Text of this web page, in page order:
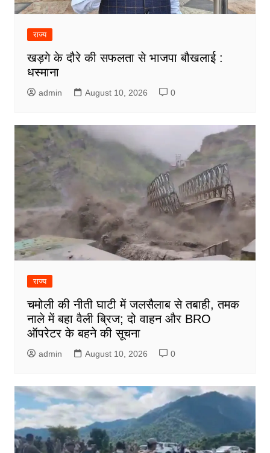
राज्य
खड़गे के दौरे की सफलता से भाजपा बौखलाई :
धस्माना
admin August 10, 2026 0
राज्य
चमोली की नीती घाटी में जलसैलाब से तबाही, तमक
नाले में बहा वैली ब्रिज; दो वाहन और BRO
ऑपरेटर के बहने की सूचना
admin August 10, 2026 0